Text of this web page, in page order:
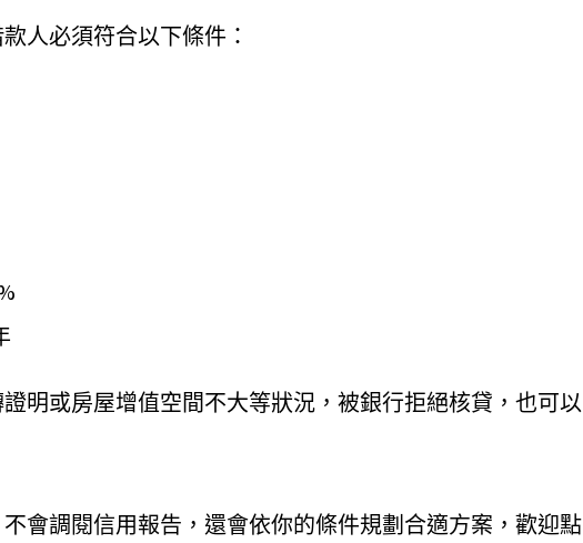
人必須符合以下條件：
明或房屋增值空間不大等狀況，被銀行拒絕核貸，也可以
會調閱信用報告，還會依你的條件規劃合適方案，歡迎點